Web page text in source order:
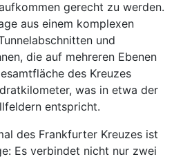
gerecht zu werden.
aus einem komplexen
und
die auf mehreren Ebenen
des Kreuzes
was in etwa der
entspricht.
des Frankfurter Kreuzes ist
Es verbindet nicht nur zwei